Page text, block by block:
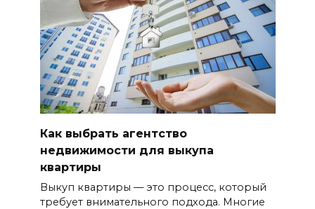
Как выбрать агентство
недвижимости для выкупа
квартиры
Выкуп квартиры — это процесс, который
требует внимательного подхода. Многие